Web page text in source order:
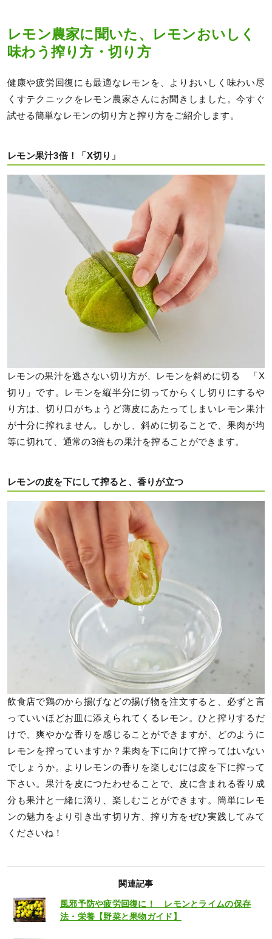
レモン農家に聞いた、レモンおいしく
味わう搾り方・切り方
健康や疲労回復にも最適なレモンを、よりおいしく味わい尽
くすテクニックをレモン農家さんにお聞きしました。今すぐ
試せる簡単なレモンの切り方と搾り方をご紹介します。
レモン果汁3倍！「X切り」
レモンの果汁を逃さない切り方が、レモンを斜めに切る 「X
切り」です。レモンを縦半分に切ってからくし切りにするや
り方は、切り口がちょうど薄皮にあたってしまいレモン果汁
が十分に搾れません。しかし、斜めに切ることで、果肉が均
等に切れて、通常の3倍もの果汁を搾ることができます。
レモンの皮を下にして搾ると、香りが立つ
飲食店で鶏のから揚げなどの揚げ物を注文すると、必ずと言
っていいほどお皿に添えられてくるレモン。ひと搾りするだ
けで、爽やかな香りを感じることができますが、どのように
レモンを搾っていますか？果肉を下に向けて搾ってはいない
でしょうか。よりレモンの香りを楽しむには皮を下に搾って
下さい。果汁を皮につたわせることで、皮に含まれる香り成
分も果汁と一緒に滴り、楽しむことができます。簡単にレモ
ンの魅力をより引き出す切り方、搾り方をぜひ実践してみて
くださいね！
関連記事
風邪予防や疲労回復に！ レモンとライムの保存
法・栄養【野菜と果物ガイド】